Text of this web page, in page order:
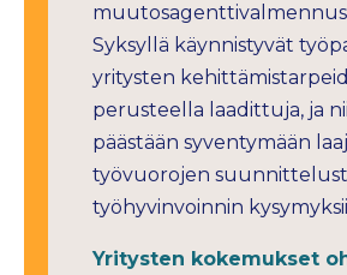
Syksyllä käynnistyvät
yritysten
perusteella laadittuja, ja
päästään syventymään
työvuorojen
työhyvinvoinnin
Yritysten kokemukset